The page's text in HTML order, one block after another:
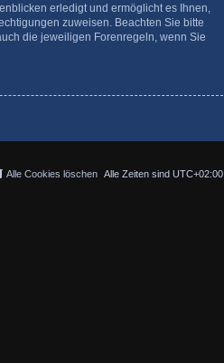
erledigt und ermöglicht es Ihnen,
zuweisen. Beachten Sie bitte
die jeweiligen Forenregeln, wenn Sie
Alle Zeiten sind UTC+02:00
Alle Cookies löschen